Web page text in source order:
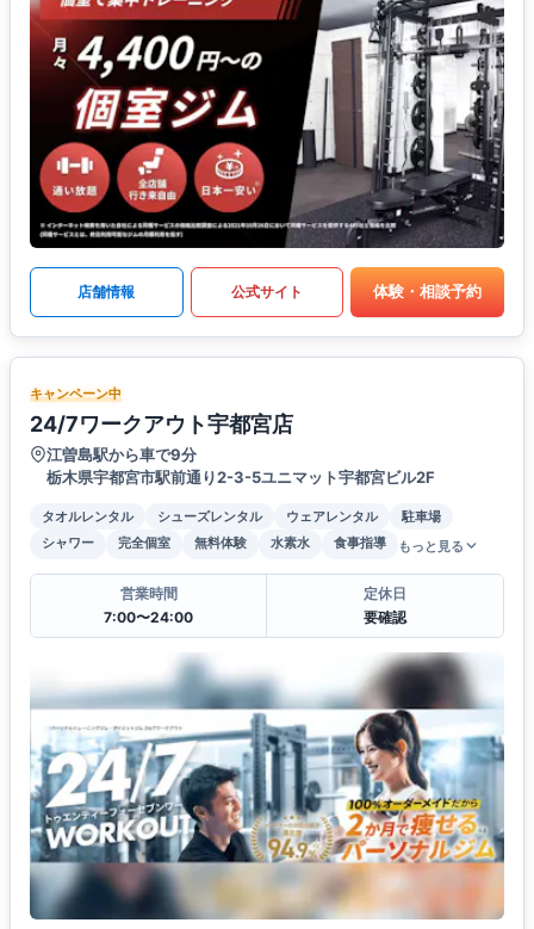
店舗情報 公式サイト 体験・相談予約
キャンペーン中
24/7ワークアウト宇都宮店
江曽島駅から車で9分
栃木県宇都宮市駅前通り2-3-5ユニマット宇都宮ビル2F
タオルレンタル シューズレンタル ウェアレンタル
駐車場
シャワー
完全個室 無料体験 水素水 食事指導 もっと見る
営業時間
7:00〜24:00
定休日
要確認